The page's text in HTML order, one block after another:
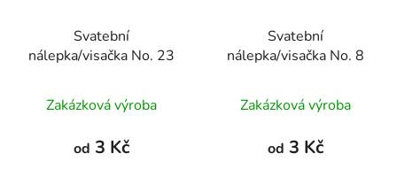
Svatební
nálepka/visačka No. 23
Zakázková výroba
od 3 Kč
Svatební
nálepka/visačka No. 8
Zakázková výroba
od 3 Kč